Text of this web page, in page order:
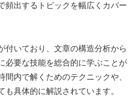
頻出するトピックを幅広くカバー
付いており、文章の構造分析から
必要な技能を総合的に学ぶことが
間内で解くためのテクニックや、
も具体的に解説されています。